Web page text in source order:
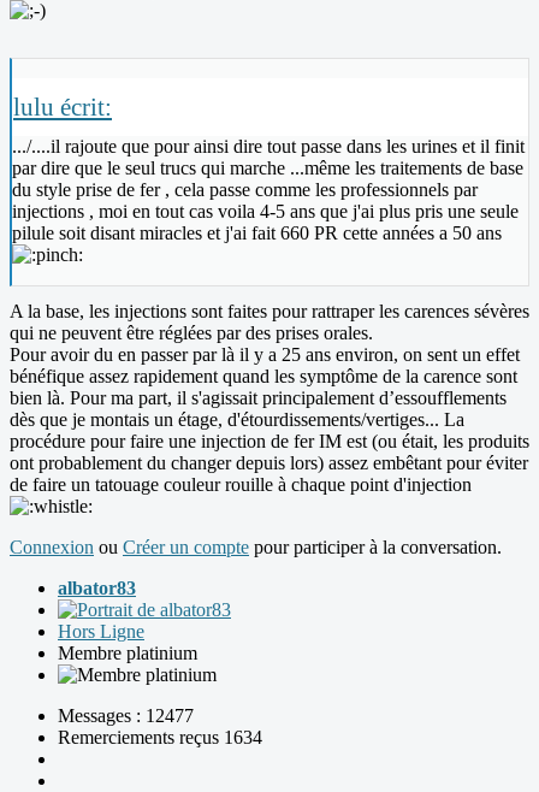
lulu écrit:
.../....il rajoute que pour ainsi dire tout passe dans les urines et il finit
par dire que le seul trucs qui marche ...même les traitements de base
du style prise de fer , cela passe comme les professionnels par
injections , moi en tout cas voila 4-5 ans que j'ai plus pris une seule
pilule soit disant miracles et j'ai fait 660 PR cette années a 50 ans
A la base, les injections sont faites pour rattraper les carences sévères
qui ne peuvent être réglées par des prises orales.
Pour avoir du en passer par là il y a 25 ans environ, on sent un effet
bénéfique assez rapidement quand les symptôme de la carence sont
bien là. Pour ma part, il s'agissait principalement d’essoufflements
dès que je montais un étage, d'étourdissements/vertiges... La
procédure pour faire une injection de fer IM est (ou était, les produits
ont probablement du changer depuis lors) assez embêtant pour éviter
de faire un tatouage couleur rouille à chaque point d'injection
Connexion ou Créer un compte pour participer à la conversation.
albator83
Hors Ligne
Membre platinium
Messages : 12477
Remerciements reçus 1634